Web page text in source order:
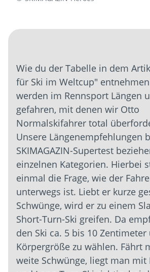
Wie du der Tabelle in dem
für Ski im Weltcup"
werden im Rennsport Längen
gefahren, mit denen wir Otto
Normalskifahrer total
Unsere Längenempfehlungen
SKIMAGAZIN-Supertest
einzelnen Kategorien. Hierbei
einmal die Frage, wie der
unterwegs ist. Liebt er kurze
Schwünge, wird er zu einem
Short-Turn-Ski greifen. Da
den Ski ca. 5 bis 10
Körpergröße zu wählen. Fährt
weite Schwünge, liegt man mit